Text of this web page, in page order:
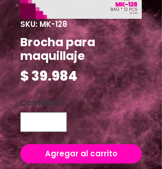
SKU: MK-128
Brocha para
maquillaje
$ 39.984Precio
Cantidad *
Agregar al carrito